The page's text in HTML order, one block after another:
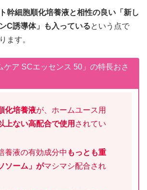
幹細胞順化培養液と相性の良い「新し
C誘導体」も入っているという点で
ます。
ケア SCエッセンス 50」の特長おさ
化培養液が、ホームユース用
上ない高配合で使用 されてい
養液の有効成分中 もっとも重
ソーム」がマシマシ配合され